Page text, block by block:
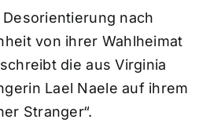
nach
von ihrer Wahlheimat
die aus Virginia
Lael Naele auf ihrem
Stranger“.